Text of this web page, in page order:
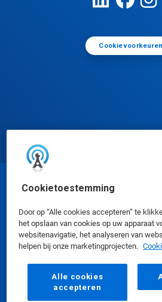
Cookietoestemming
Door op “Alle cookies accepteren” te
het opslaan van cookies op uw apparaat
websitenavigatie, het analyseren van
helpen bij onze marketingprojecten.
Alle cookies
accepteren
Cookievoorkeuren
© Ecolab Inc.
Veiligheidsinformatiebladen